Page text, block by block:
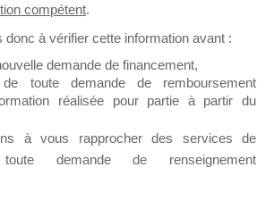
est possible de laisser un message
question.
d’êtreinscrit(e)pour
ce groupe
compétent.
donc à vérifier cette information avant :
demande de financement,
toute demande de remboursement
réalisée pour partie à partir du
à vous rapprocher des services de
demande de renseignement